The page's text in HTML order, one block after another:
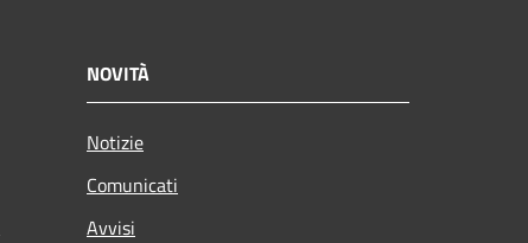
NOVITÀ
Notizie
Comunicati
Avvisi